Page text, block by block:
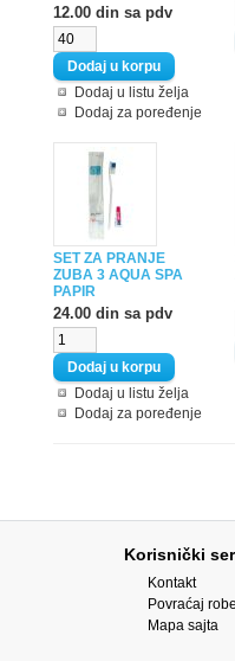
12.00 din sa pdv
Dodaj u listu želja
Dodaj za poređenje
SET ZA PRANJE
ZUBA 3 AQUA SPA
PAPIR
24.00 din sa pdv
Dodaj u listu želja
Dodaj za poređenje
Korisnički
Kontakt
Povraćaj robe
Mapa sajta